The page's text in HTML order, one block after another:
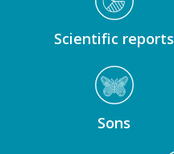
Scientific reports
Sons